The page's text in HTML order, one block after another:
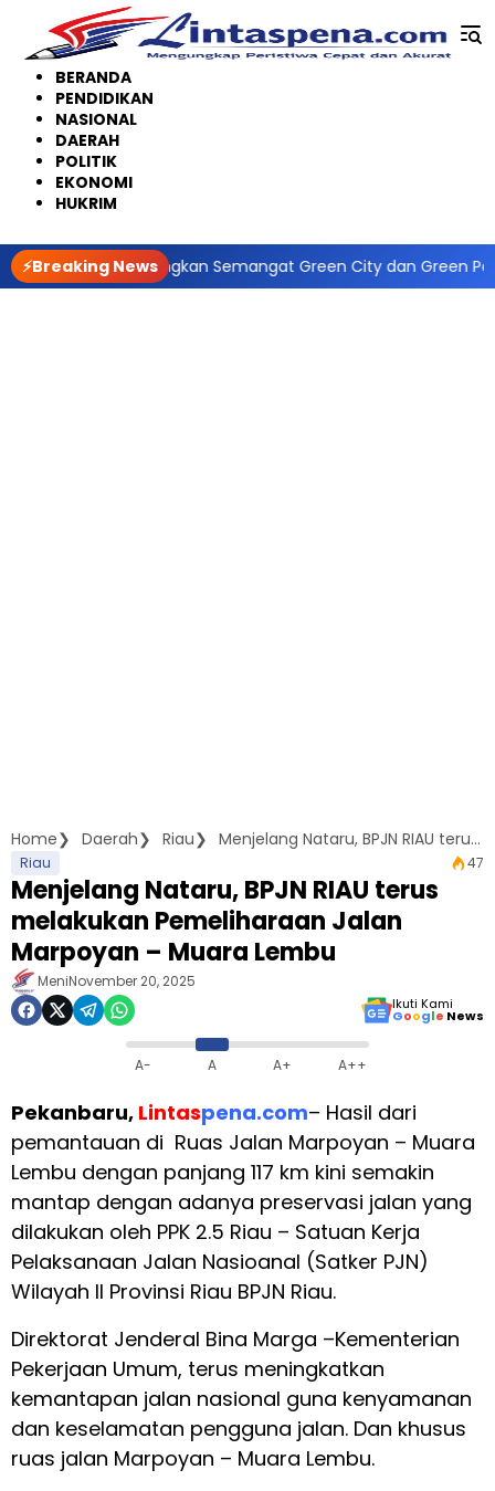
konten
BERANDA
PENDIDIKAN
NASIONAL
DAERAH
POLITIK
EKONOMI
HUKRIM
⚡Breaking News
Gaungkan Semangat Green City dan Green Policing
Home Daerah Riau Menjelang Nataru, BPJN RIAU terus melakukan Pemeliharaan Jalan Marpoyan - Muara Lembu
Riau 47
Menjelang Nataru, BPJN RIAU terus
melakukan Pemeliharaan Jalan
Marpoyan – Muara Lembu
MeniNovember 20, 2025
Ikuti Kami
Google News
A- A A+ A++
Pekanbaru, Lintaspena.com– Hasil dari
pemantauan di Ruas Jalan Marpoyan – Muara
Lembu dengan panjang 117 km kini semakin
mantap dengan adanya preservasi jalan yang
dilakukan oleh PPK 2.5 Riau – Satuan Kerja
Pelaksanaan Jalan Nasioanal (Satker PJN)
Wilayah II Provinsi Riau BPJN Riau.
Direktorat Jenderal Bina Marga –Kementerian
Pekerjaan Umum, terus meningkatkan
kemantapan jalan nasional guna kenyamanan
dan keselamatan pengguna jalan. Dan khusus
ruas jalan Marpoyan – Muara Lembu.